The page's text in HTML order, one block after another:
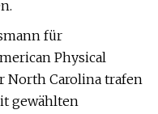
für
Physical
North Carolina trafen
gewählten